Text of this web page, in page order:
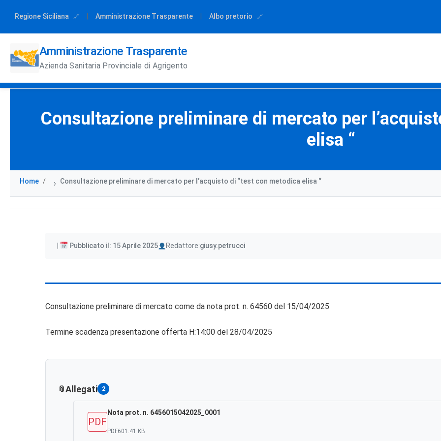
Regione Siciliana Amministrazione Trasparente Albo pretorio
Amministrazione Trasparente
Azienda Sanitaria Provinciale di Agrigento
Consultazione preliminare di mercato per
elisa “
Home › Consultazione preliminare di mercato per l’acquisto di “test con metodica elisa “
Pubblicato il: 15 Aprile 2025 Redattore:
Author giusy.petrucci
Consultazione preliminare di mercato come da nota prot. n. 64560 del 15/04/2025
Termine scadenza presentazione offerta H:14:00 del 28/04/2025
Allegati 2
PDF
Nota prot. n. 6456015042025_0001
PDF601.41 KB